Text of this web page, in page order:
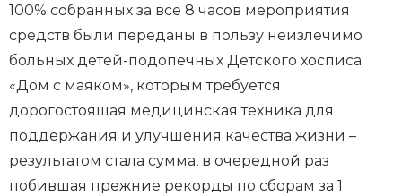
100% собранных за все 8 часов мероприятия
средств были переданы в пользу неизлечимо
больных детей-подопечных Детского хосписа
«Дом с маяком», которым требуется
дорогостоящая медицинская техника для
поддержания и улучшения качества жизни –
результатом стала сумма, в очередной раз
побившая прежние рекорды по сборам за 1